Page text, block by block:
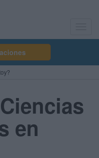
en